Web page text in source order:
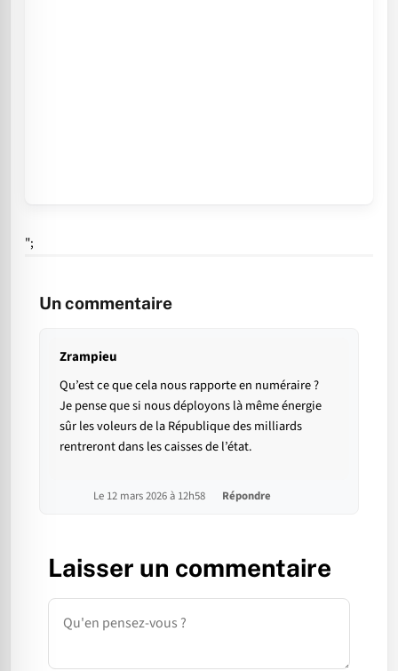
";
Un commentaire
Zrampieu
Qu’est ce que cela nous rapporte en numéraire ?
Je pense que si nous déployons là même énergie
sûr les voleurs de la République des milliards
rentreront dans les caisses de l’état.
Le 12 mars 2026 à 12h58 Répondre
Laisser un commentaire
Commentaire